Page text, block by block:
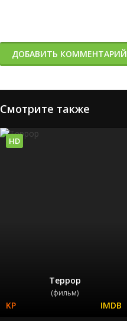
ДОБАВИТЬ КОММЕНТАРИЙ
Смотрите также
Террор
(фильм)
HD